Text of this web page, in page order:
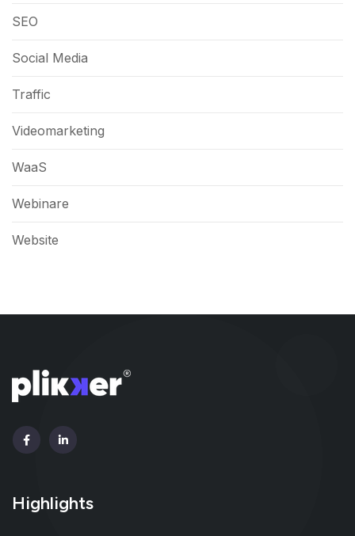
SEO
Social Media
Traffic
Videomarketing
WaaS
Webinare
Website
Highlights